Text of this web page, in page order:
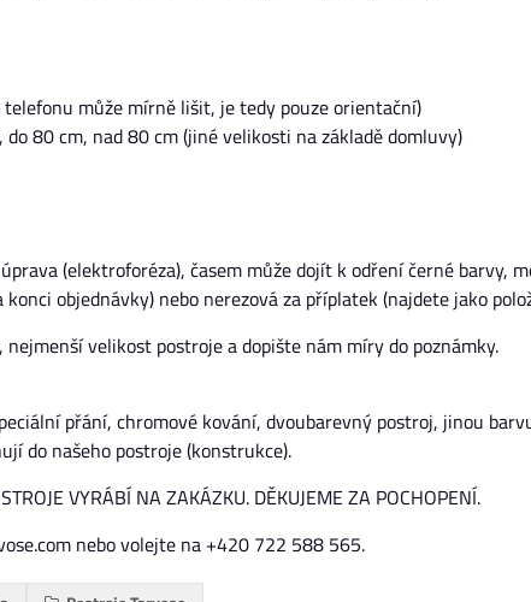
telefonu může mírně lišit, je tedy pouze orientační)
80 cm, nad 80 cm (jiné velikosti na základě domluvy)
(elektroforéza), časem může dojít k odření černé barvy,
objednávky) nebo nerezová za příplatek (najdete jako
velikost postroje a dopište nám míry do poznámky.
přání, chromové kování, dvoubarevný postroj, jinou
do našeho postroje (konstrukce).
VYRÁBÍ NA ZAKÁZKU. DĚKUJEME ZA POCHOPENÍ.
nebo volejte na +420 722 588 565.